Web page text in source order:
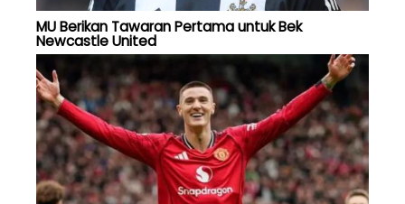
MU Berikan Tawaran Pertama untuk Bek
Newcastle United